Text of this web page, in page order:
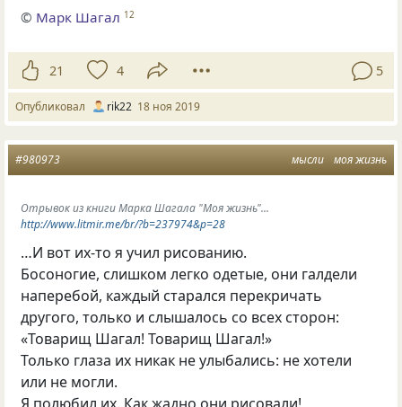
© Марк Шагал 12
21 4 5
Опубликовал rik22 18 ноя 2019
мысли моя жизнь
#980973
Отрывок из книги Марка Шагала "Моя жизнь"...
http://www.litmir.me/br/?b=237974&p=28
…И вот их-то я учил рисованию.
Босоногие, слишком легко одетые, они галдели
наперебой, каждый старался перекричать
другого, только и слышалось со всех сторон:
«Товарищ Шагал! Товарищ Шагал!»
Только глаза их никак не улыбались: не хотели
или не могли.